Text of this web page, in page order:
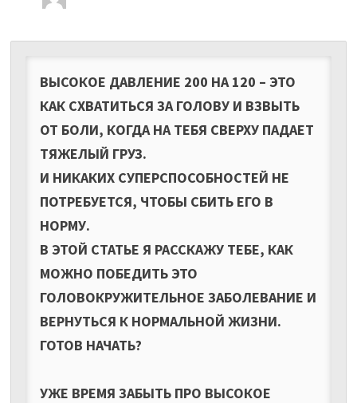
группы
ВЫСОКОЕ ДАВЛЕНИЕ 200 НА 120 – ЭТО
КАК СХВАТИТЬСЯ ЗА ГОЛОВУ И ВЗВЫТЬ
ОТ БОЛИ, КОГДА НА ТЕБЯ СВЕРХУ ПАДАЕТ
ТЯЖЕЛЫЙ ГРУЗ.
И НИКАКИХ СУПЕРСПОСОБНОСТЕЙ НЕ
ПОТРЕБУЕТСЯ, ЧТОБЫ СБИТЬ ЕГО В
НОРМУ.
В ЭТОЙ СТАТЬЕ Я РАССКАЖУ ТЕБЕ, КАК
МОЖНО ПОБЕДИТЬ ЭТО
ГОЛОВОКРУЖИТЕЛЬНОЕ ЗАБОЛЕВАНИЕ И
ВЕРНУТЬСЯ К НОРМАЛЬНОЙ ЖИЗНИ.
ГОТОВ НАЧАТЬ?
УЖЕ ВРЕМЯ ЗАБЫТЬ ПРО ВЫСОКОЕ